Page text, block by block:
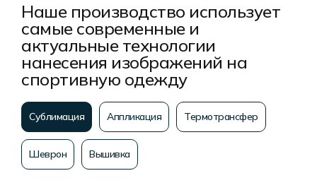
Наше производство использует
самые современные и
актуальные технологии
нанесения изображений на
спортивную одежду
Сублимация Аппликация Термотрансфер
Шеврон Вышивка